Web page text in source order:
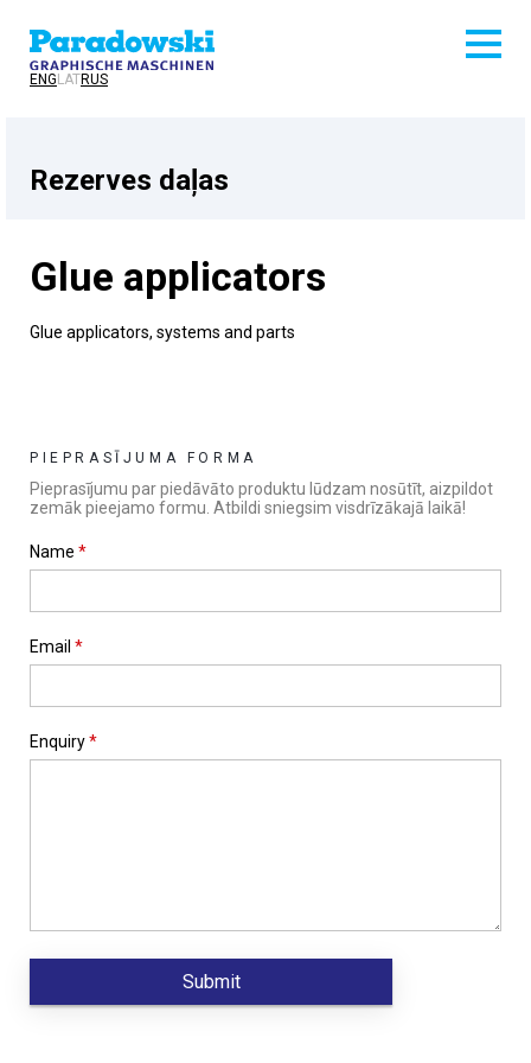
ENG LATRUS
Rezerves daļas
Glue applicators
Glue applicators, systems and parts
PIEPRASĪJUMA FORMA
Pieprasījumu par piedāvāto produktu lūdzam nosūtīt, aizpildot
zemāk pieejamo formu. Atbildi sniegsim visdrīzākajā laikā!
Name *
Email *
Enquiry*